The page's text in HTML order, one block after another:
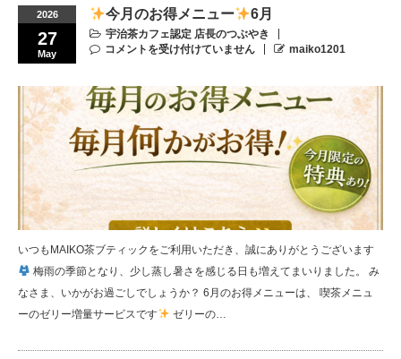
2026
27
May
今月のお得メニュー 6月
宇治茶カフェ認定 店長のつぶやき
コメントを受け付けていません
maiko1201
いつもMAIKO茶ブティックをご利用いただき、誠にありがとうございます
梅雨の季節となり、少し蒸し暑さを感じる日も増えてまいりました。 み
なさま、いかがお過ごしでしょうか？ 6月のお得メニューは、 喫茶メニュ
ーのゼリー増量サービスです
ゼリーの…